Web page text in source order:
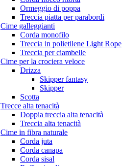
Ormeggio di poppa
Treccia piatta per parabordi
Cime galleggianti
Corda monofilo
Treccia in polietilene Light Rope
Treccia per ciambelle
Cime per la crociera veloce
Drizza
Skipper fantasy
Skipper
Scotta
Trecce alta tenacità
Doppia treccia alta tenacità
Treccia alta tenacità
Cime in fibra naturale
Corda juta
Corda canapa
Corda sisal